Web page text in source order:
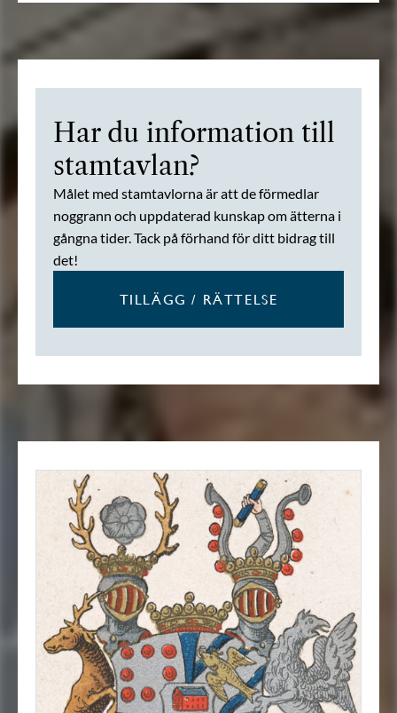
Har du information till
stamtavlan?
Målet med stamtavlorna är att de förmedlar
noggrann och uppdaterad kunskap om ätterna i
gångna tider. Tack på förhand för ditt bidrag till
det!
TILLÄGG / RÄTTELSE